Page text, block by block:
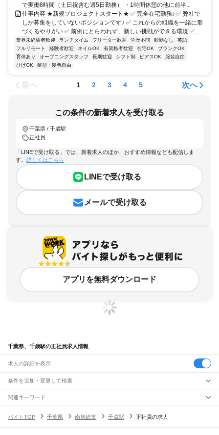
で実働8時間（土日祝含む週5日勤務） ・1時間休憩の他に前半...
仕事内容 ★新規プロジェクトスタート★ ✅ 完全在宅勤務♪ ✅ 弊社で
しか募集をしていないポジションです♪ ✅ これからの組織を一緒に形
づくるやりがい ✅ 前例にとらわれず、新しい挑戦ができる環境 ✅...
業界未経験者歓迎 ランチタイム フリーター歓迎 学歴不問 転勤なし
英語
フルリモート
経験者歓迎 ネイルOK 有資格者歓迎 在宅OK
ブランクOK
育休あり
オープニングスタッフ 長期歓迎 シフト制 ピアスOK
服装自由
ひげOK
髪型・髪色自由
前へ 1 2 3 4 5 次へ
この条件の新着求人を受け取る
千葉県 / 千歳駅
正社員
「LINEで受け取る」では、新着求人のほか、おすすめ情報なども配信しま
す。 詳しくはこちら
LINEで受け取る
メールで受け取る
アプリを無料ダウンロード
千葉県、千歳駅の正社員求人情報
求人の詳細を表示
条件を追加・変更して検索
市区町村を追加・変更
千葉県すべて
駅を追加・変更
関連キーワード
バイトTOP
千葉県 南房総市 千歳駅 正社員の求人